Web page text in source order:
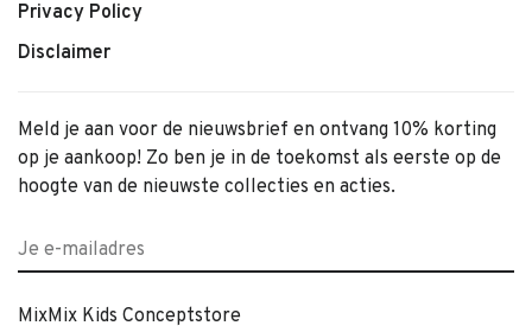
Privacy Policy
Disclaimer
Meld je aan voor de nieuwsbrief en ontvang 10% korting
op je aankoop! Zo ben je in de toekomst als eerste op de
hoogte van de nieuwste collecties en acties.
MixMix Kids Conceptstore